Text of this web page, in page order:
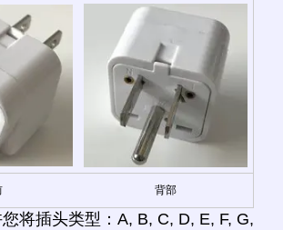
背部
将插头类型：A, B, C, D, E, F, G,